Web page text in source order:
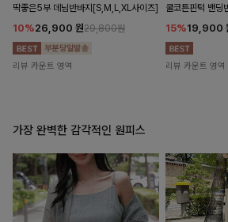
딱좋은5부 데님반바지[S,M,L,XL사이즈]
10%26,900 원29,800원
리뷰 카운트 영역
쿨코튼핀턱 밴딩
15%19,900
리뷰 카운트 영역
가장 완벽한 감각적인 원피스